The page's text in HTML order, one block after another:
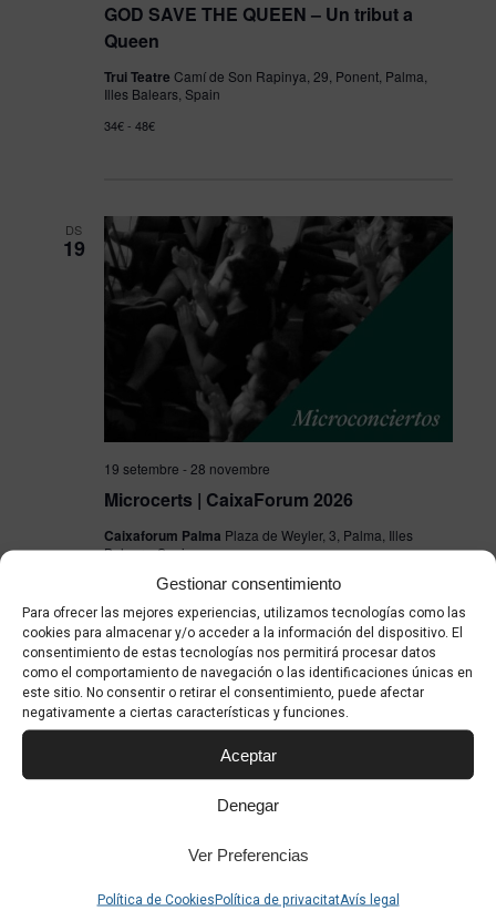
Gestionar consentimiento
Para ofrecer las mejores experiencias, utilizamos tecnologías como las
cookies para almacenar y/o acceder a la información del dispositivo. El
consentimiento de estas tecnologías nos permitirá procesar datos
como el comportamiento de navegación o las identificaciones únicas en
este sitio. No consentir o retirar el consentimiento, puede afectar
negativamente a ciertas características y funciones.
Aceptar
Denegar
Ver Preferencias
Política de CookiesPolítica de privacitatAvís legal
GOD SAVE THE QUEEN – Un tribut a
Queen
Trui Teatre Camí de Son Rapinya, 29, Ponent, Palma,
Illes Balears, Spain
34€ - 48€
DS
19
Microcerts | CaixaForum 2026
19 setembre - 28 novembre
Caixaforum Palma Plaza de Weyler, 3, Palma, Illes
Balears, Spain
DV
25